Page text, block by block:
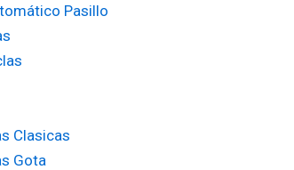
Pasillo
Clasicas
Gota